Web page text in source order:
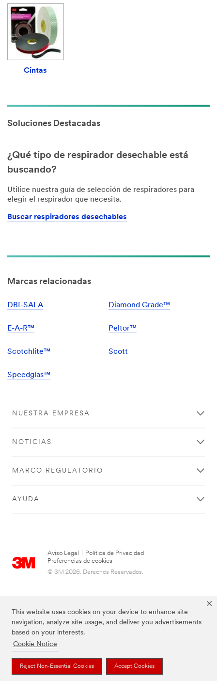
This website uses cookies on your device to enhance site
navigation, analyze site usage, and deliver you advertisements
based on your interests.
Cookie Notice
Reject Non-Essential Cookies Accept Cookies
Cintas
Soluciones Destacadas
¿Qué tipo de respirador desechable está
buscando?
Utilice nuestra guía de selección de respiradores para
elegir el respirador que necesita.
Buscar respiradores desechables
Marcas relacionadas
DBI-SALA Diamond Grade™
E-A-R™ Peltor™
Scotchlite™ Scott
Speedglas™
NUESTRA EMPRESA
NOTICIAS
MARCO REGULATORIO
AYUDA
Aviso Legal Política de Privacidad
Preferencias de cookies
© 3M 2026. Derechos Reservados.
Las marcas mencionadas arriba son Marcas Registradas de 3M